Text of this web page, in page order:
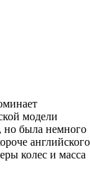
модели
но была немного
английского
колес и масса